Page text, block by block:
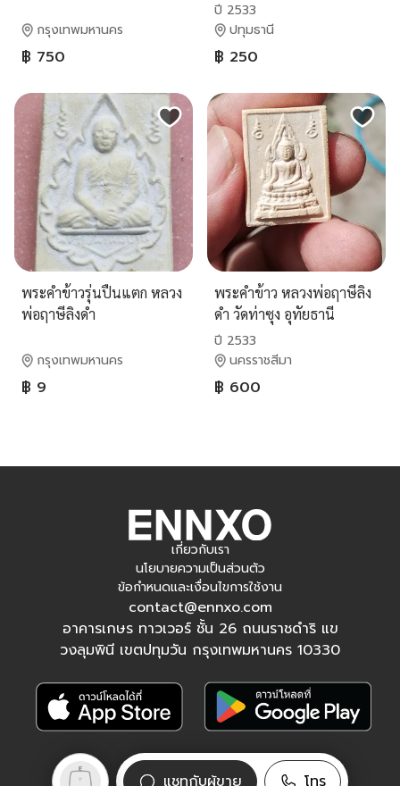
กรุงเทพมหานคร
฿ 750
ปี 2533
ปทุมธานี
฿ 250
พระคำข้าวรุ่นปืนแตก หลวง
พ่อฤาษีลิงดำ
กรุงเทพมหานคร
฿ 9
พระคำข้าว หลวงพ่อฤาษีลิง
ดำ วัดท่าซุง อุทัยธานี
ปี 2533
นครราชสีมา
฿ 600
แชทกับผู้ขาย โทร
เกี่ยวกับเรา
นโยบายความเป็นส่วนตัว
ข้อกำหนดและเงื่อนไขการใช้งาน
contact@ennxo.com
อาคารเกษร ทาวเวอร์ ชั้น 26 ถนนราชดำริ แข
วงลุมพินี เขตปทุมวัน กรุงเทพมหานคร 10330
ติดตามเรา